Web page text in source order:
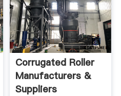
Corrugated Roller
Manufacturers &
Suppliers